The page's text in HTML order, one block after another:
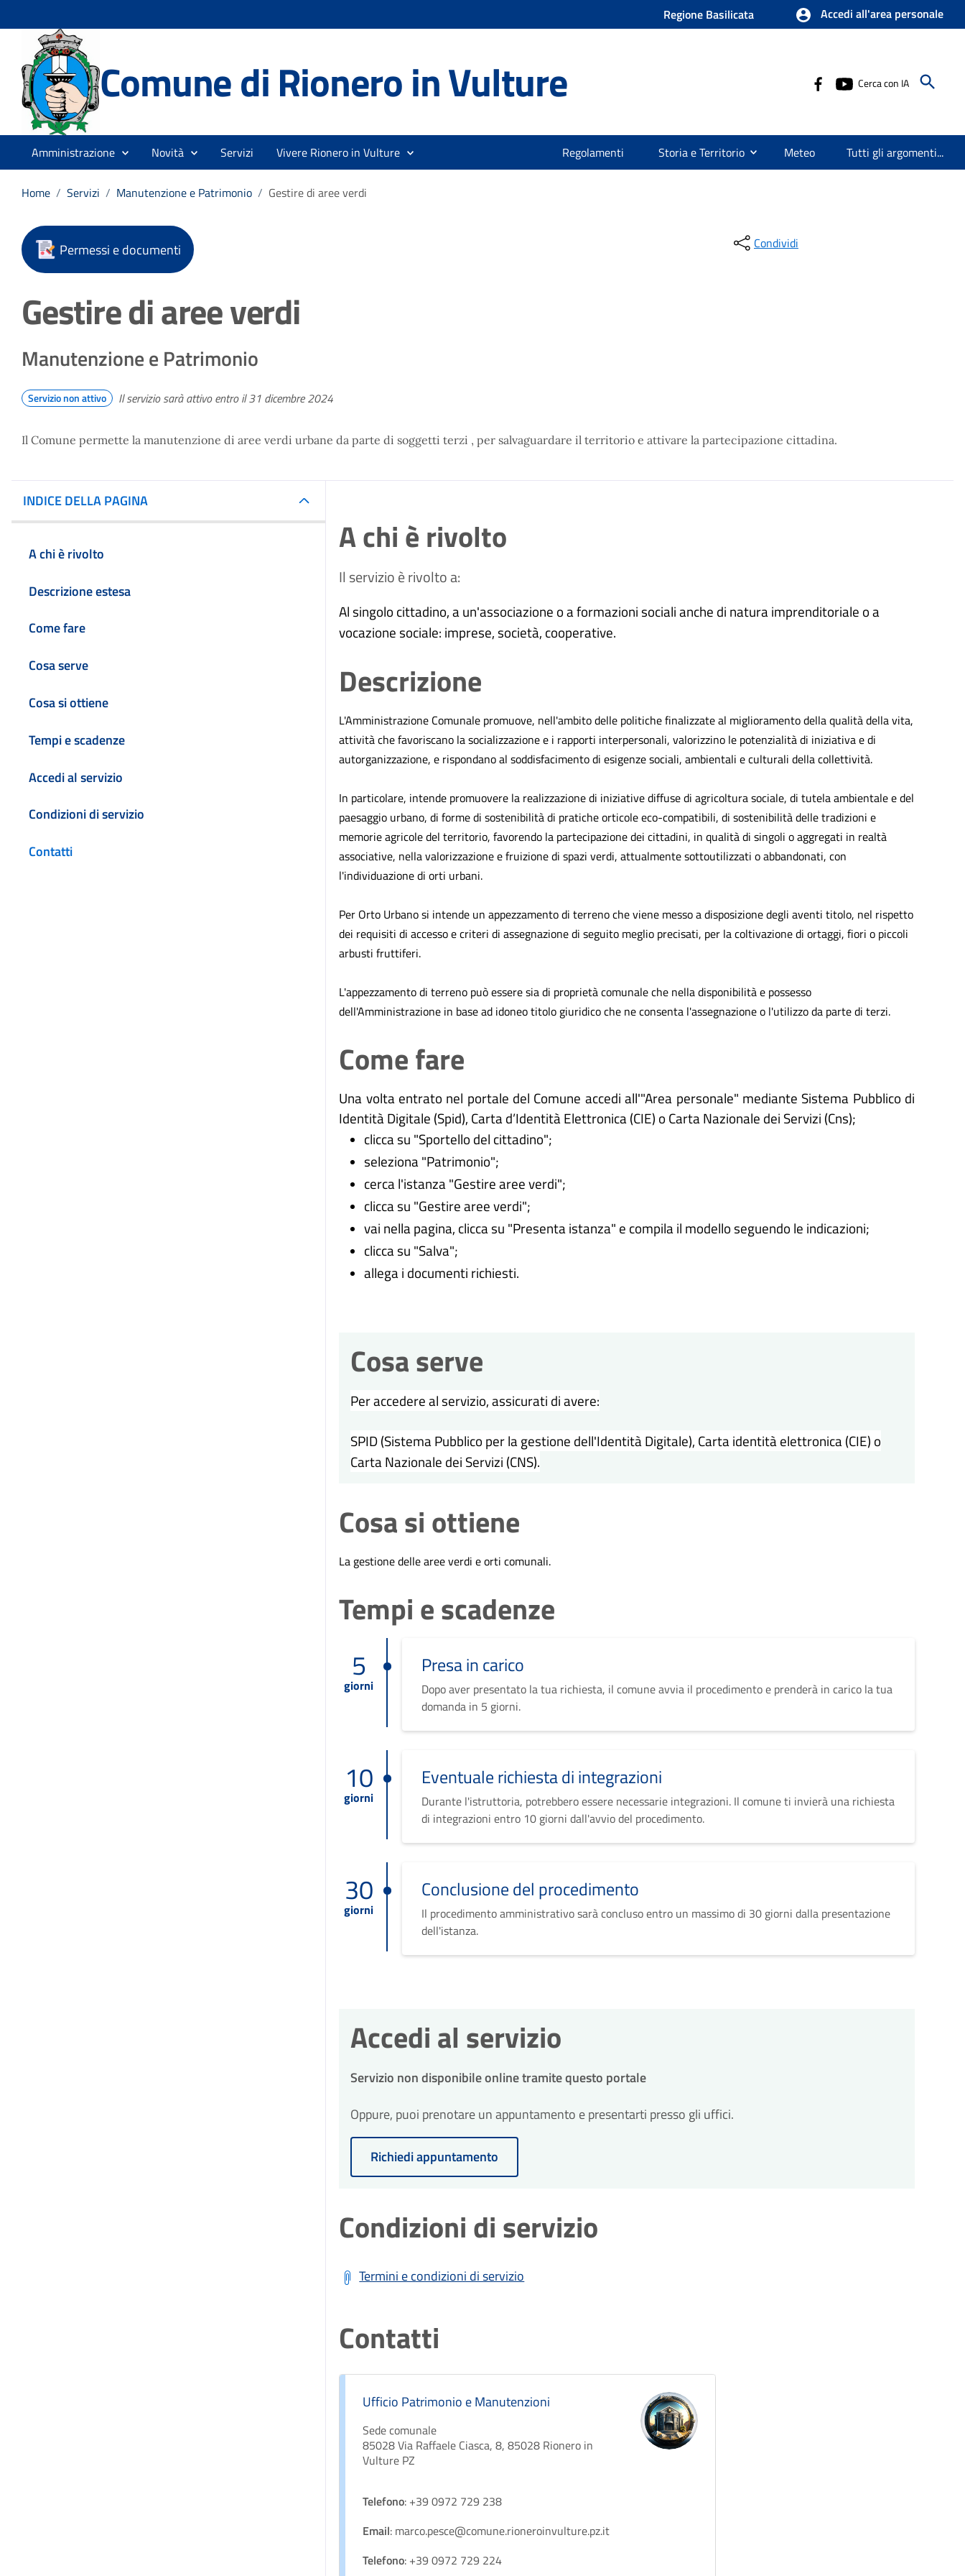
Regione Basilicata Accedi all'area personale
Comune di Rionero in Vulture Cerca con IA
Amministrazione Novità Servizi Vivere Rionero in Vulture Regolamenti Storia e Territorio Meteo Tutti gli argomenti...
Home / Servizi / Manutenzione e Patrimonio / Gestire di aree verdi
Permessi e documenti Condividi
Gestire di aree verdi
Manutenzione e Patrimonio
Servizio non attivo Il servizio sarà attivo entro il 31 dicembre 2024
Il Comune permette la manutenzione di aree verdi urbane da parte di soggetti terzi , per salvaguardare il territorio e attivare la partecipazione cittadina.
INDICE DELLA PAGINA
A chi è rivolto
Descrizione estesa
Come fare
Cosa serve
Cosa si ottiene
Tempi e scadenze
Accedi al servizio
Condizioni di servizio
Contatti
A chi è rivolto
Il servizio è rivolto a:
Al singolo cittadino, a un'associazione o a formazioni sociali anche di natura imprenditoriale o a
vocazione sociale: imprese, società, cooperative.
Descrizione
L'Amministrazione Comunale promuove, nell'ambito delle politiche finalizzate al miglioramento della qualità della vita,
attività che favoriscano la socializzazione e i rapporti interpersonali, valorizzino le potenzialità di iniziativa e di
autorganizzazione, e rispondano al soddisfacimento di esigenze sociali, ambientali e culturali della collettività.
In particolare, intende promuovere la realizzazione di iniziative diffuse di agricoltura sociale, di tutela ambientale e del
paesaggio urbano, di forme di sostenibilità di pratiche orticole eco-compatibili, di sostenibilità delle tradizioni e
memorie agricole del territorio, favorendo la partecipazione dei cittadini, in qualità di singoli o aggregati in realtà
associative, nella valorizzazione e fruizione di spazi verdi, attualmente sottoutilizzati o abbandonati, con
l'individuazione di orti urbani.
Per Orto Urbano si intende un appezzamento di terreno che viene messo a disposizione degli aventi titolo, nel rispetto
dei requisiti di accesso e criteri di assegnazione di seguito meglio precisati, per la coltivazione di ortaggi, fiori o piccoli
arbusti fruttiferi.
L'appezzamento di terreno può essere sia di proprietà comunale che nella disponibilità e possesso
dell'Amministrazione in base ad idoneo titolo giuridico che ne consenta l'assegnazione o l'utilizzo da parte di terzi.
Come fare
Una volta entrato nel portale del Comune accedi all'"Area personale" mediante Sistema Pubblico di
Identità Digitale (Spid), Carta d’Identità Elettronica (CIE) o Carta Nazionale dei Servizi (Cns);
clicca su "Sportello del cittadino";
seleziona "Patrimonio";
cerca l'istanza "Gestire aree verdi";
clicca su "Gestire aree verdi";
vai nella pagina, clicca su "Presenta istanza" e compila il modello seguendo le indicazioni;
clicca su "Salva";
allega i documenti richiesti.
Cosa serve
Per accedere al servizio, assicurati di avere:
SPID (Sistema Pubblico per la gestione dell'Identità Digitale), Carta identità elettronica (CIE) o
Carta Nazionale dei Servizi (CNS).
Cosa si ottiene
La gestione delle aree verdi e orti comunali.
Tempi e scadenze
5
giorni
Presa in carico
Dopo aver presentato la tua richiesta, il comune avvia il procedimento e prenderà in carico la tua
domanda in 5 giorni.
10
giorni
Eventuale richiesta di integrazioni
Durante l'istruttoria, potrebbero essere necessarie integrazioni. Il comune ti invierà una richiesta
di integrazioni entro 10 giorni dall'avvio del procedimento.
30
giorni
Conclusione del procedimento
Il procedimento amministrativo sarà concluso entro un massimo di 30 giorni dalla presentazione
dell'istanza.
Accedi al servizio
Servizio non disponibile online tramite questo portale
Oppure, puoi prenotare un appuntamento e presentarti presso gli uffici.
Richiedi appuntamento
Condizioni di servizio
Termini e condizioni di servizio
Contatti
Ufficio Patrimonio e Manutenzioni
Sede comunale
85028 Via Raffaele Ciasca, 8, 85028 Rionero in
Vulture PZ
Telefono: +39 0972 729 238
Email: marco.pesce@comune.rioneroinvulture.pz.it
Telefono: +39 0972 729 224